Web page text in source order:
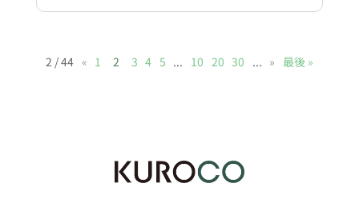
2 / 44 « 1 2 3 4 5 ... 10 20 30 ... » 最後 »